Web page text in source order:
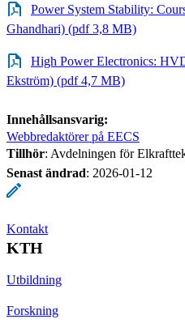
Power System Stability:
Ghandhari) (pdf 3,8 MB)
High Power Electronics:
Ekström) (pdf 4,7 MB)
Innehållsansvarig:
Webbredaktörer på EECS
Tillhör: Avdelningen för
Senast ändrad: 2026-01-12
Kontakt
KTH
Utbildning
Forskning